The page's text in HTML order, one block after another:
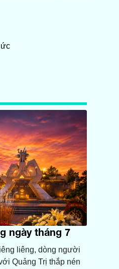
ngày tháng 7
liêng, dòng người
Quảng Trị thắp nén